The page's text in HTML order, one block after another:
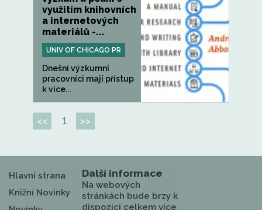
využitím knihovních
a internetových
materiálů -...
UNIV OF CHICAGO PR
Dnešní výzkumní
pracovníci mají přístup
k více...
<< 1 >>
Hlavní strana
Knižní Novinky
Další informace
Na webových
stránkách bude brzy k
dispozici celkem více